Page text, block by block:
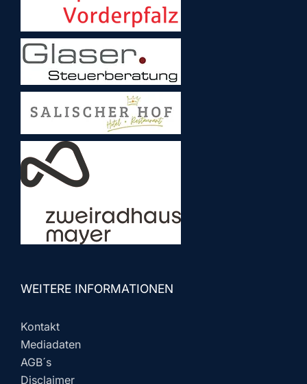
WEITERE INFORMATIONEN
Kontakt
Mediadaten
AGB´s
Disclaimer